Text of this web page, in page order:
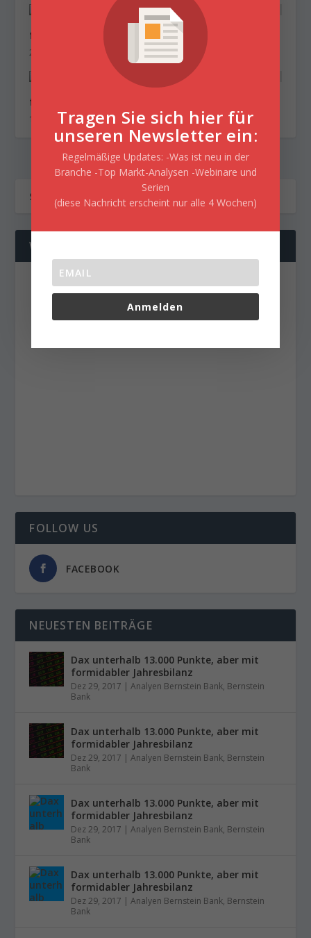
flatex Morning-news DAX update
28. Dezember 2017
flatex Morning-news DAX update
15. Dezember 2017
WERBUNG
FOLLOW US
FACEBOOK
NEUESTEN BEITRÄGE
Dax unterhalb 13.000 Punkte, aber mit
formidabler Jahresbilanz
Dez 29, 2017 |Analyen Bernstein Bank, Bernstein
Bank
Dax unterhalb 13.000 Punkte, aber mit
formidabler Jahresbilanz
Dez 29, 2017 |Analyen Bernstein Bank, Bernstein
Bank
Dax unterhalb 13.000 Punkte, aber mit
formidabler Jahresbilanz
Dez 29, 2017 |Analyen Bernstein Bank, Bernstein
Bank
Dax unterhalb 13.000 Punkte, aber mit
formidabler Jahresbilanz
Dez 29, 2017 |Analyen Bernstein Bank, Bernstein
Bank
Tragen Sie sich hier für
unseren Newsletter ein:
Regelmäßige Updates: -Was ist neu in der
Branche -Top Markt-Analysen -Webinare und
Serien
(diese Nachricht erscheint nur alle 4 Wochen)
Anmelden